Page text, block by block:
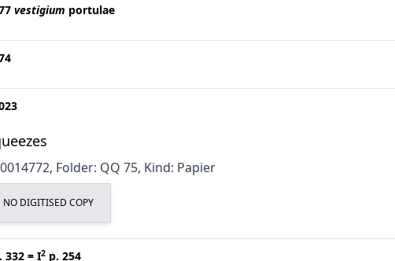
vestigium portulae
Folder: QQ 75, Kind: Papier
NO DIGITISED COPY
332 = I2 p. 254